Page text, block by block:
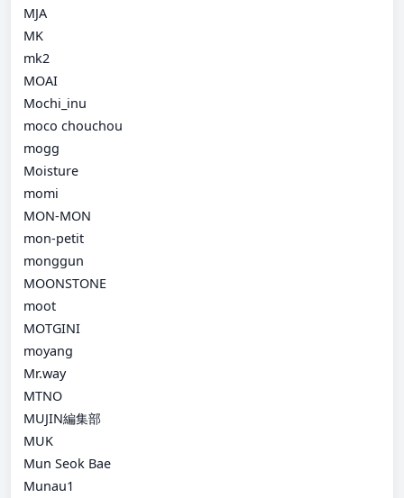
MJA
MK
mk2
MOAI
Mochi_inu
moco chouchou
mogg
Moisture
momi
MON-MON
mon-petit
monggun
MOONSTONE
moot
MOTGINI
moyang
Mr.way
MTNO
MUJIN編集部
MUK
Mun Seok Bae
Munau1